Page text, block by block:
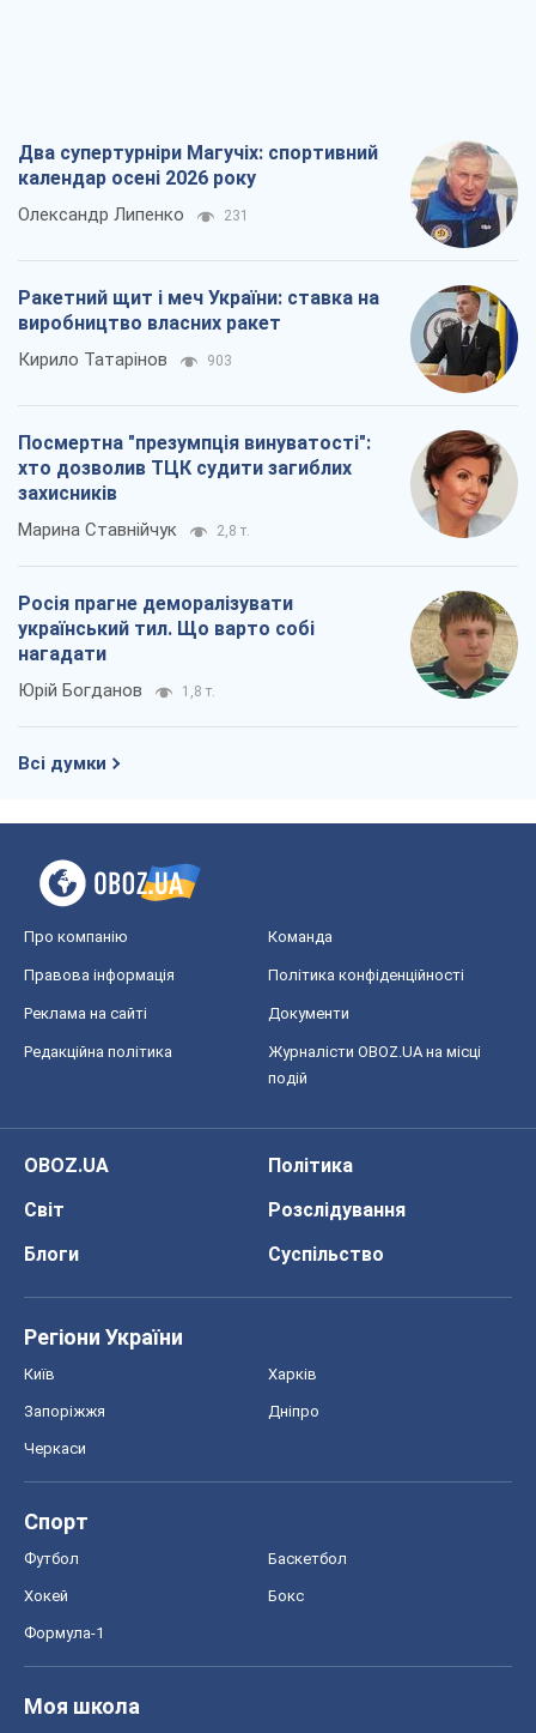
Два супертурніри Магучіх: спортивний
календар осені 2026 року
Олександр Липенко 231
Ракетний щит і меч України: ставка на
виробництво власних ракет
Кирило Татарінов 903
Посмертна "презумпція винуватості":
хто дозволив ТЦК судити загиблих
захисників
Марина Ставнійчук 2,8 т.
Росія прагне деморалізувати
український тил. Що варто собі
нагадати
Юрій Богданов 1,8 т.
Всі думки
Про компанію Команда
Правова інформація Політика конфіденційності
Реклама на сайті Документи
Редакційна політика
Журналісти OBOZ.UA на місці
подій
OBOZ.UA
Політика
Світ
Розслідування
Блоги
Суспільство
Регіони України
Київ Харків
Запоріжжя Дніпро
Черкаси
Спорт
Футбол Баскетбол
Хокей Бокс
Формула-1
Моя школа